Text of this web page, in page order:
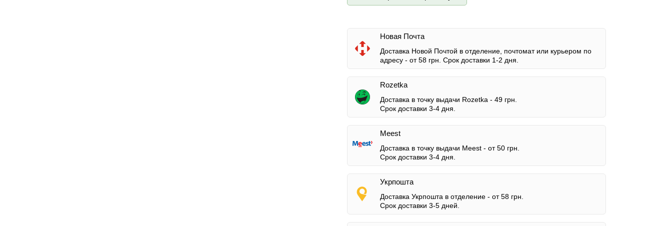
Новая Почта
Доставка Новой Почтой в отделение, почтомат или курьером по
адресу - от 58 грн. Срок доставки 1-2 дня.
Rozetka
Доставка в точку выдачи Rozetka - 49 грн.
Срок доставки 3-4 дня.
Meest
Доставка в точку выдачи Meest - от 50 грн.
Срок доставки 3-4 дня.
Укрпошта
Доставка Укрпошта в отделение - от 58 грн.
Срок доставки 3-5 дней.